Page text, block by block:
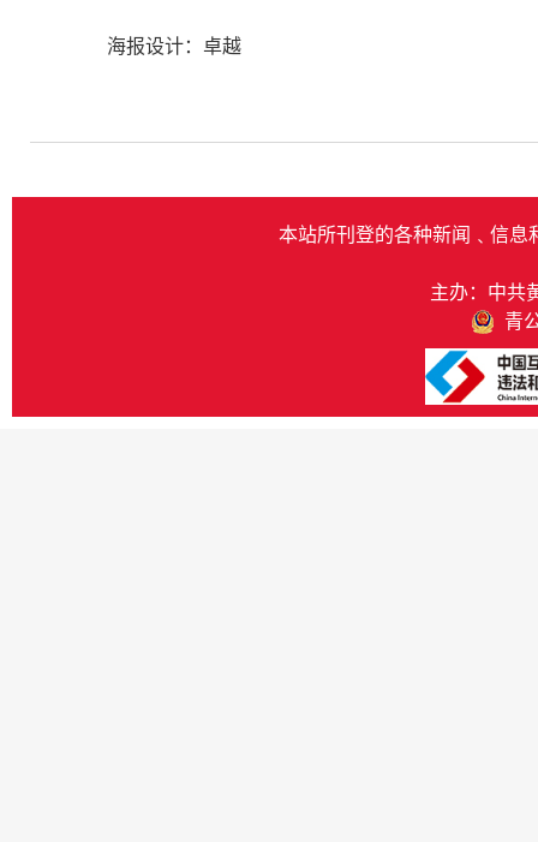
海报设计：卓越
本站所刊登的各种新闻﹑信息
主办：中共
青